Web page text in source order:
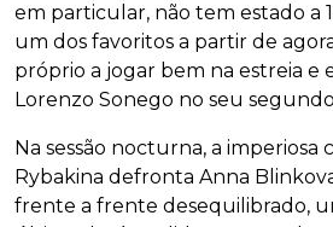
em particular, não tem estado a
um dos favoritos a partir de
próprio a jogar bem na estreia e
Lorenzo Sonego no seu
Na sessão nocturna, a imperiosa
Rybakina defronta Anna
frente a frente desequilibrado,